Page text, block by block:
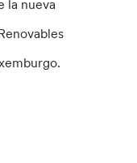
la nueva